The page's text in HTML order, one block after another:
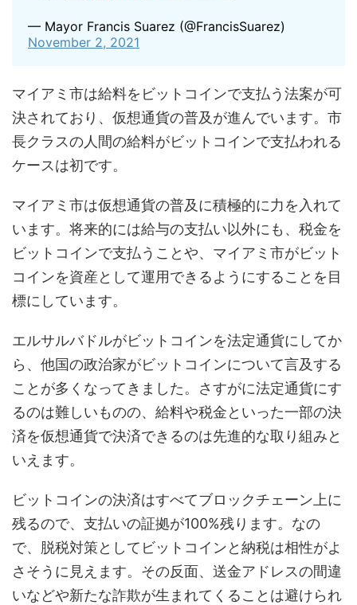
— Mayor Francis Suarez (@FrancisSuarez)
November 2, 2021
マイアミ市は給料をビットコインで支払う法案が可
決されており、仮想通貨の普及が進んでいます。市
長クラスの人間の給料がビットコインで支払われる
ケースは初です。
マイアミ市は仮想通貨の普及に積極的に力を入れて
います。将来的には給与の支払い以外にも、税金を
ビットコインで支払うことや、マイアミ市がビット
コインを資産として運用できるようにすることを目
標にしています。
エルサルバドルがビットコインを法定通貨にしてか
ら、他国の政治家がビットコインについて言及する
ことが多くなってきました。さすがに法定通貨にす
るのは難しいものの、給料や税金といった一部の決
済を仮想通貨で決済できるのは先進的な取り組みと
いえます。
ビットコインの決済はすべてブロックチェーン上に
残るので、支払いの証拠が100%残ります。なの
で、脱税対策としてビットコインと納税は相性がよ
さそうに見えます。その反面、送金アドレスの間違
いなどや新たな詐欺が生まれてくることは避けられ